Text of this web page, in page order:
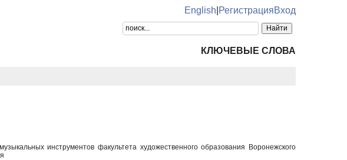
English РегистрацияВход
КЛЮЧЕВЫЕ СЛОВА
инструментов факультета художественного образования Воронежского